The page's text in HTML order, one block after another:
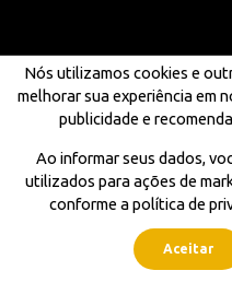
Nós utilizamos cookies e
melhorar sua experiência em
publicidade e
Ao informar seus dados,
utilizados para ações de
conforme a política de
Aceitar